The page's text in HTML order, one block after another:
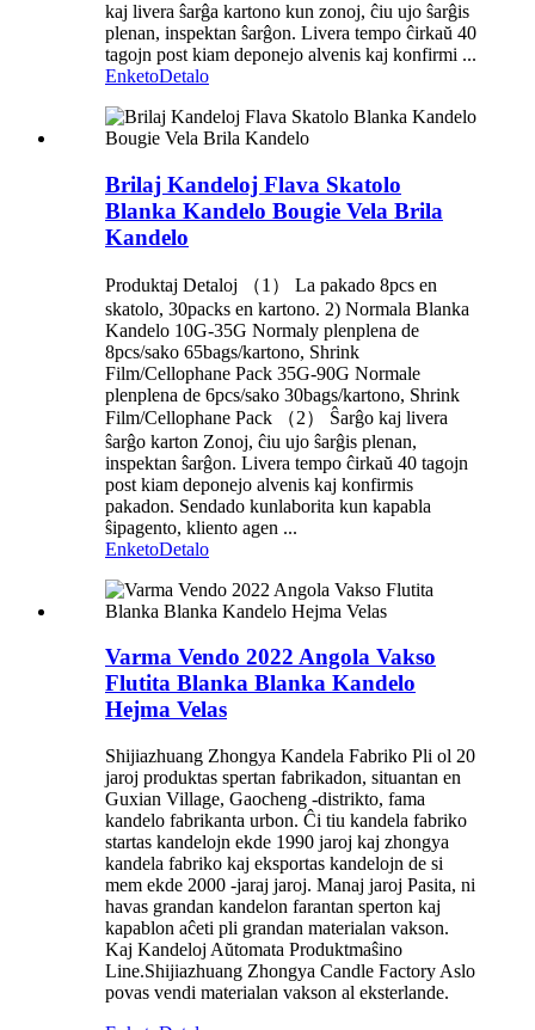
kaj livera ŝarĝa kartono kun zonoj, ĉiu ujo ŝarĝis
plenan, inspektan ŝarĝon. Livera tempo ĉirkaŭ 40
tagojn post kiam deponejo alvenis kaj konfirmi ...
EnketoDetalo
Brilaj Kandeloj Flava Skatolo
Blanka Kandelo Bougie Vela Brila
Kandelo
Produktaj Detaloj （1） La pakado 8pcs en
skatolo, 30packs en kartono. 2) Normala Blanka
Kandelo 10G-35G Normaly plenplena de
8pcs/sako 65bags/kartono, Shrink
Film/Cellophane Pack 35G-90G Normale
plenplena de 6pcs/sako 30bags/kartono, Shrink
Film/Cellophane Pack （2） Ŝarĝo kaj livera
ŝarĝo karton Zonoj, ĉiu ujo ŝarĝis plenan,
inspektan ŝarĝon. Livera tempo ĉirkaŭ 40 tagojn
post kiam deponejo alvenis kaj konfirmis
pakadon. Sendado kunlaborita kun kapabla
ŝipagento, kliento agen ...
EnketoDetalo
Varma Vendo 2022 Angola Vakso
Flutita Blanka Blanka Kandelo
Hejma Velas
Shijiazhuang Zhongya Kandela Fabriko Pli ol 20
jaroj produktas spertan fabrikadon, situantan en
Guxian Village, Gaocheng -distrikto, fama
kandelo fabrikanta urbon. Ĉi tiu kandela fabriko
startas kandelojn ekde 1990 jaroj kaj zhongya
kandela fabriko kaj eksportas kandelojn de si
mem ekde 2000 -jaraj jaroj. Manaj jaroj Pasita, ni
havas grandan kandelon farantan sperton kaj
kapablon aĉeti pli grandan materialan vakson.
Kaj Kandeloj Aŭtomata Produktmaŝino
Line.Shijiazhuang Zhongya Candle Factory Aslo
povas vendi materialan vakson al eksterlande.